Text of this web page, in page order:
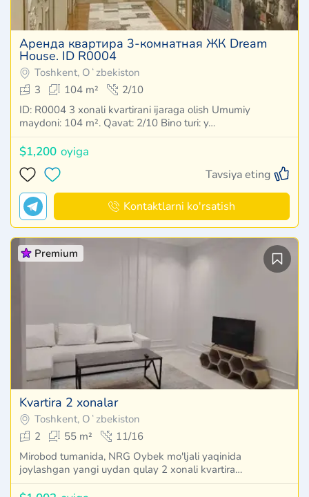
Аренда квартира 3-комнатная ЖК Dream
House. ID R0004
Toshkent, Oʻzbekiston
3
104 m²
2/10
ID: R0004 3 xonali kvartirani ijaraga olish Umumiy
maydoni: 104 m². Qavat: 2/10 Bino turi: y…
$1,200 oyiga
Tavsiya eting
Kontaktlarni ko'rsatish
Premium
Kvartira 2 xonalar
Toshkent, Oʻzbekiston
2
55 m²
11/16
Mirobod tumanida, NRG Oybek mo'ljali yaqinida
joylashgan yangi uydan qulay 2 xonali kvartira…